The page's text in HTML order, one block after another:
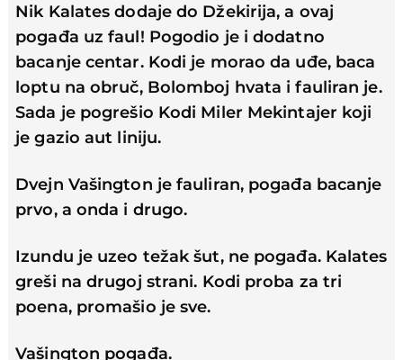
Nik Kalates dodaje do Džekirija, a ovaj
pogađa uz faul! Pogodio je i dodatno
bacanje centar. Kodi je morao da uđe, baca
loptu na obruč, Bolomboj hvata i fauliran je.
Sada je pogrešio Kodi Miler Mekintajer koji
je gazio aut liniju.
Dvejn Vašington je fauliran, pogađa bacanje
prvo, a onda i drugo.
Izundu je uzeo težak šut, ne pogađa. Kalates
greši na drugoj strani. Kodi proba za tri
poena, promašio je sve.
Vašington pogađa.